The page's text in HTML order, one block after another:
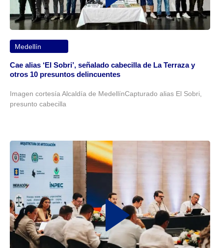
Medellín
Cae alias ‘El Sobri’, señalado cabecilla de La Terraza y
otros 10 presuntos delincuentes
Imagen cortesía Alcaldía de MedellínCapturado alias El Sobri,
presunto cabecilla